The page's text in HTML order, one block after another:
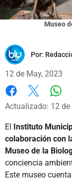
Museo
Por:
12 de May, 2023
Facebook
X
Actualizado: 12 de
El Instituto
colaboración con
Museo de la
conciencia
Este museo